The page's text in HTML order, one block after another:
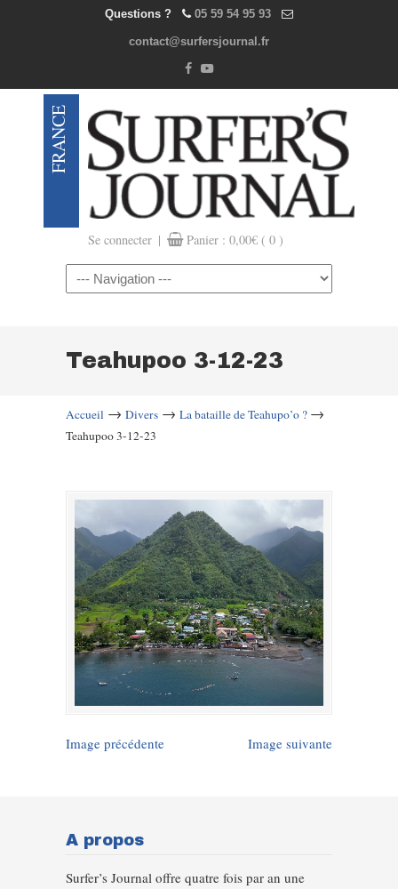
Questions ? 05 59 54 95 93
contact@surfersjournal.fr
Se connecter | Panier : 0,00€ ( 0 )
Navigation
Teahupoo 3-12-23
Accueil → Divers → La bataille de Teahupo’o ? →
Teahupoo 3-12-23
Image précédente Image suivante
A propos
Surfer’s Journal offre quatre fois par an une